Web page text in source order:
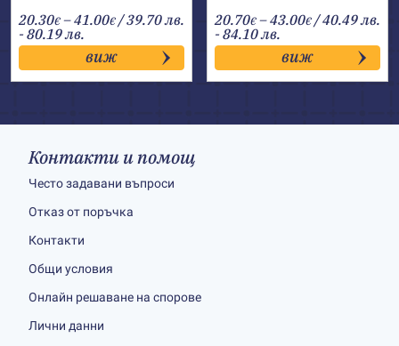
20.30€ –41.00€Price
range:
20.30€
through
41.00€
/ 39.70 лв.
- 80.19 лв.
виж
20.70€ –43.00€Price
range:
20.70€
through
43.00€
/ 40.49 лв.
- 84.10 лв.
виж
Контакти и помощ
Често задавани въпроси
Отказ от поръчка
Контакти
Общи условия
Онлайн решаване на спорове
Лични данни